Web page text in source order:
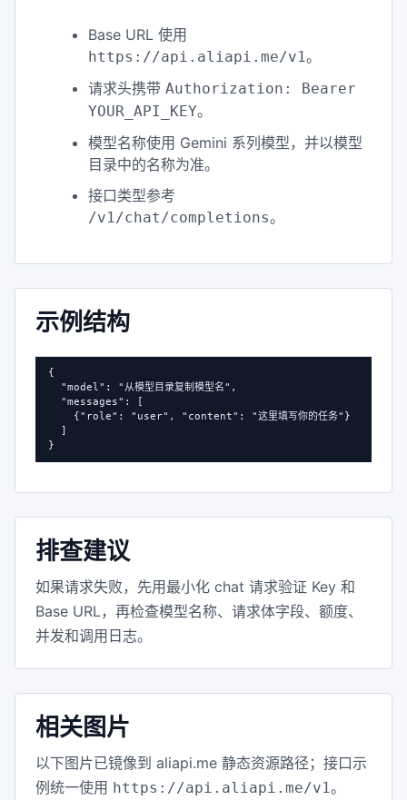
Base URL 使用
https://api.aliapi.me/v1。
请求头携带 Authorization: Bearer
YOUR_API_KEY。
模型名称使用 Gemini 系列模型，并以模型
目录中的名称为准。
接口类型参考
/v1/chat/completions。
示例结构
{
  "model": "从模型目录复制模型名",
  "messages": [
    {"role": "user", "content": "这里填写你的任务"}
  ]
}
排查建议
如果请求失败，先用最小化 chat 请求验证 Key 和
Base URL，再检查模型名称、请求体字段、额度、
并发和调用日志。
相关图片
以下图片已镜像到 aliapi.me 静态资源路径；接口示
例统一使用 https://api.aliapi.me/v1。